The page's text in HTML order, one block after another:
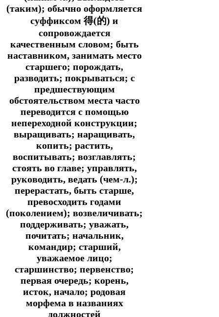
(таким); обычно оформляется
суффиксом 得(的) и
сопровождается
качественным словом; быть
наставником, занимать место
старшего; порождать,
разводить; покрываться; с
предшествующим
обстоятельством места часто
переводится с помощью
непереходной конструкции;
выращивать; наращивать,
копить; растить,
воспитывать; возглавлять;
стоять во главе; управлять,
руководить, ведать (чем-л.);
перерастать, быть старше,
превосходить годами
(поколением); возвеличивать;
поддерживать; уважать,
почитать; начальник,
командир; старший,
уважаемое лицо;
старшинство; первенство;
первая очередь; корень,
исток, начало; родовая
морфема в названиях
должностей